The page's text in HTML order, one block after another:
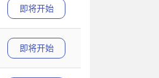
即将开始
即将开始